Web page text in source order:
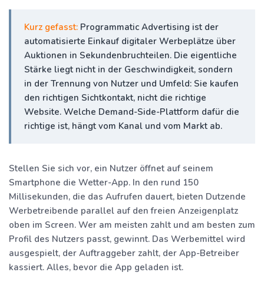
Kurz gefasst: Programmatic Advertising ist der
automatisierte Einkauf digitaler Werbeplätze über
Auktionen in Sekundenbruchteilen. Die eigentliche
Stärke liegt nicht in der Geschwindigkeit, sondern
in der Trennung von Nutzer und Umfeld: Sie kaufen
den richtigen Sichtkontakt, nicht die richtige
Website. Welche Demand-Side-Plattform dafür die
richtige ist, hängt vom Kanal und vom Markt ab.
Stellen Sie sich vor, ein Nutzer öffnet auf seinem
Smartphone die Wetter-App. In den rund 150
Millisekunden, die das Aufrufen dauert, bieten Dutzende
Werbetreibende parallel auf den freien Anzeigenplatz
oben im Screen. Wer am meisten zahlt und am besten zum
Profil des Nutzers passt, gewinnt. Das Werbemittel wird
ausgespielt, der Auftraggeber zahlt, der App-Betreiber
kassiert. Alles, bevor die App geladen ist.